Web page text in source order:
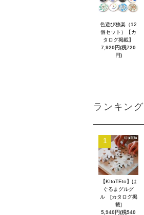
色遊び独楽（12
個セット）【カ
タログ掲載】
7,920円(税720
円)
ランキング
1
【KItoTEto】は
ぐるまグルグ
ル [カタログ掲
載]
5,940円(税540